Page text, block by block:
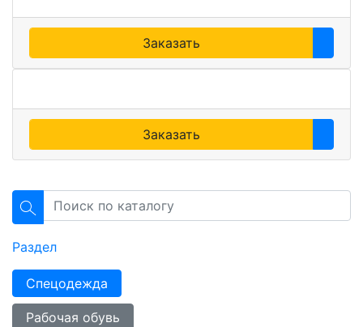
Заказать
Заказать
Раздел
Спецодежда
Рабочая обувь